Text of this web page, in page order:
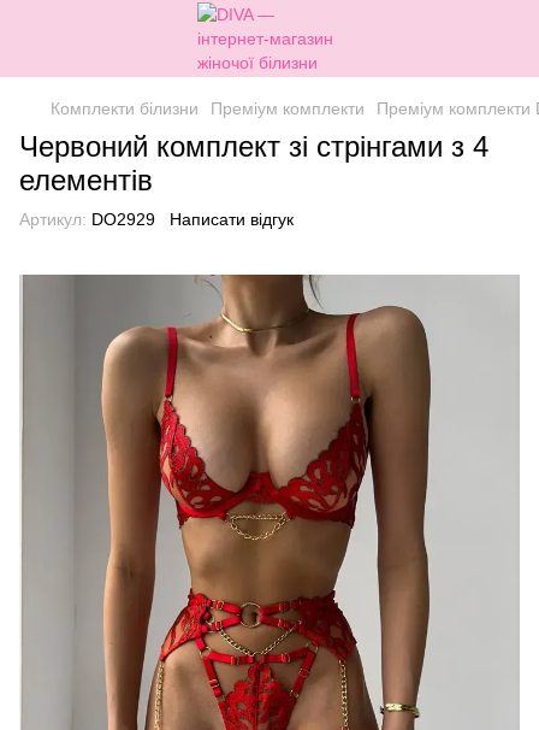
Комплекти білизни Преміум комплекти Преміум комплекти
Червоний комплект зі стрінгами з 4
елементів
Артикул: DO2929 Написати відгук